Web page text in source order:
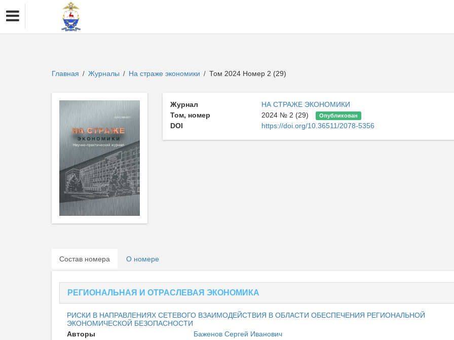
Главная / Журналы / На страже экономики / Том 2024 Номер 2 (29)
Журнал
НА СТРАЖЕ ЭКОНОМИКИ
Том, номер
2024 № 2 (29) Опубликован
DOI https://doi.org/10.36511/2078-5356
Состав номера О номере
РЕГИОНАЛЬНАЯ И ОТРАСЛЕВАЯ ЭКОНОМИКА
РИСКИ В НАПРАВЛЕНИЯХ СЕТЕВОГО ВЗАИМОДЕЙСТВИЯ В ОБЛАСТИ ОБЕСПЕЧЕНИЯ РЕГИОНАЛЬНОЙ
ЭКОНОМИЧЕСКОЙ БЕЗОПАСНОСТИ
Авторы
Баженов Сергей Иванович